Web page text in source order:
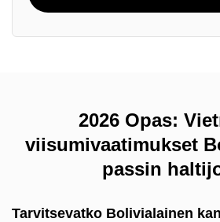
2026 Opas:
viisumivaatimukset
passin
Tarvitsevatko Bolivialainen